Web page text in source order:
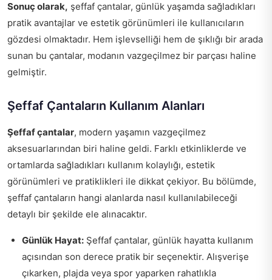
Sonuç olarak, şeffaf çantalar, günlük yaşamda sağladıkları
pratik avantajlar ve estetik görünümleri ile kullanıcıların
gözdesi olmaktadır. Hem işlevselliği hem de şıklığı bir arada
sunan bu çantalar, modanın vazgeçilmez bir parçası haline
gelmiştir.
Şeffaf Çantaların Kullanım Alanları
Şeffaf çantalar, modern yaşamın vazgeçilmez
aksesuarlarından biri haline geldi. Farklı etkinliklerde ve
ortamlarda sağladıkları kullanım kolaylığı, estetik
görünümleri ve pratiklikleri ile dikkat çekiyor. Bu bölümde,
şeffaf çantaların hangi alanlarda nasıl kullanılabileceği
detaylı bir şekilde ele alınacaktır.
Günlük Hayat: Şeffaf çantalar, günlük hayatta kullanım
açısından son derece pratik bir seçenektir. Alışverişe
çıkarken, plajda veya spor yaparken rahatlıkla